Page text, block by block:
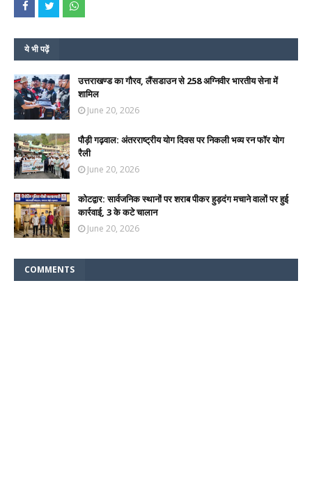
ये भी पढ़ें
उत्तराखण्ड का गौरव, लैंसडाउन से 258 अग्निवीर भारतीय सेना में
शामिल
June 20, 2026
पौड़ी गढ़वाल: अंतरराष्ट्रीय योग दिवस पर निकली भव्य रन फॉर योग
रैली
June 20, 2026
कोटद्वार: सार्वजनिक स्थानों पर शराब पीकर हुड़दंग मचाने वालों पर हुई
कार्रवाई, 3 के कटे चालान
June 20, 2026
COMMENTS